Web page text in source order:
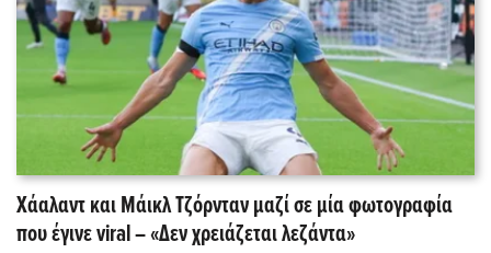
Χάαλαντ και Μάικλ Τζόρνταν μαζί σε μία φωτογραφία
που έγινε viral – «Δεν χρειάζεται λεζάντα»